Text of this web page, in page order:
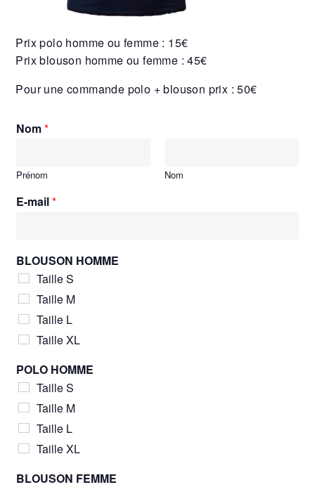
Prix polo homme ou femme : 15€
Prix blouson homme ou femme : 45€
Pour une commande polo + blouson prix : 50€
Nom*
Prénom Nom
E-mail*
BLOUSON HOMME
Taille S
Taille M
Taille L
Taille XL
POLO HOMME
Taille S
Taille M
Taille L
Taille XL
BLOUSON FEMME